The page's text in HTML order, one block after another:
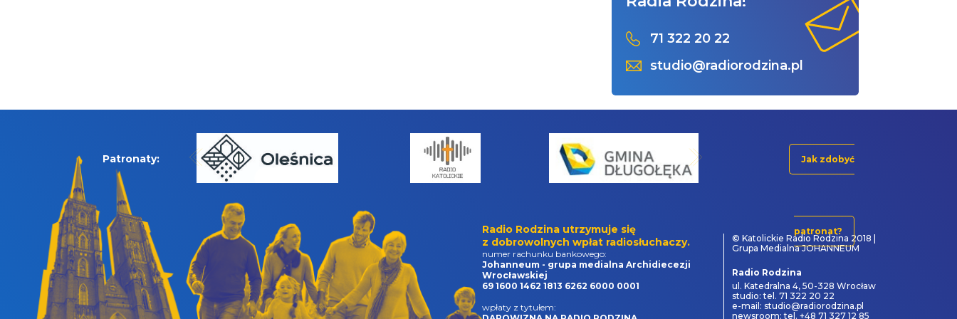
71 322 20 22
studio@radiorodzina.pl
Patronaty: Jak zdobyć
patronat?
Radio Rodzina utrzymuje się
z dobrowolnych wpłat radiosłuchaczy.
numer rachunku bankowego:
Johanneum - grupa medialna Archidiecezji
Wrocławskiej
69 1600 1462 1813 6262 6000 0001
wpłaty z tytułem:
© Katolickie Radio Rodzina 2018 |
Grupa Medialna JOHANNEUM
Radio Rodzina
ul. Katedralna 4, 50-328 Wrocław
studio: tel. 71 322 20 22
e-mail: studio@radiorodzina.pl
newsroom: tel. +48 71 327 12 85